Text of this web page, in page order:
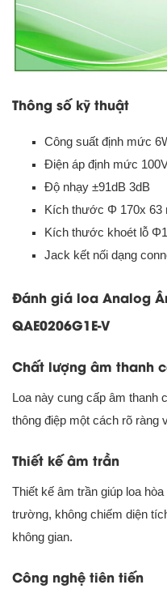
Thông số kỹ thuật
Công suất định mức
Điện áp định mức
Độ nhạy ±91dB 3dB
Kích thước Φ 170x 63
Kích thước khoét lỗ
Jack kết nối dạng
Đánh giá loa Analog
QAE0206G1E-V
Chất lượng âm thanh
Loa này cung cấp âm thanh
thông điệp một cách rõ ràng
Thiết kế âm trần
Thiết kế âm trần giúp loa
trường, không chiếm diện
không gian.
Công nghệ tiên tiến